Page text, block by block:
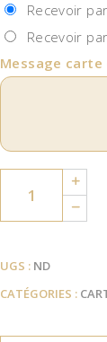
Recevoir
Recevoir
Message carte
UGS : ND
CATÉGORIES :